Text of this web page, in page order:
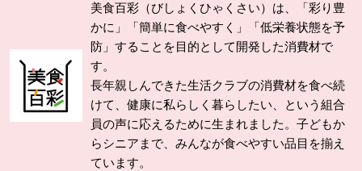
美食百彩（びしょくひゃくさい）は、「彩り豊
かに」「簡単に食べやすく」「低栄養状態を予
防」することを目的として開発した消費材で
す。
長年親しんできた生活クラブの消費材を食べ続
けて、健康に私らしく暮らしたい、という組合
員の声に応えるために生まれました。子どもか
らシニアまで、みんなが食べやすい品目を揃え
ています。